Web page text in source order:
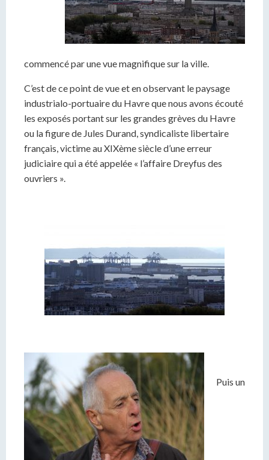
commencé par une vue magnifique sur la ville.
C’est de ce point de vue et en observant le paysage
industrialo-portuaire du Havre que nous avons écouté
les exposés portant sur les grandes grèves du Havre
ou la figure de Jules Durand, syndicaliste libertaire
français, victime au XIXème siècle d’une erreur
judiciaire qui a été appelée « l’affaire Dreyfus des
ouvriers ».
Puis un